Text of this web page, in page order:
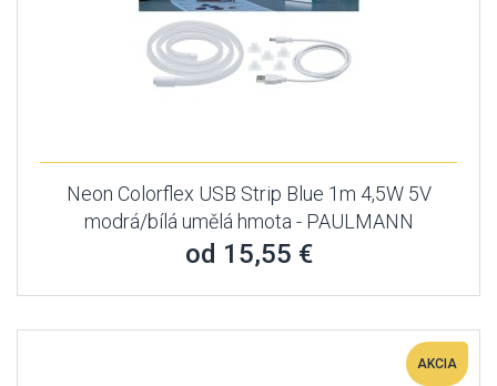
Neon Colorflex USB Strip Blue 1m 4,5W 5V
modrá/bílá umělá hmota - PAULMANN
od 15,55 €
AKCIA